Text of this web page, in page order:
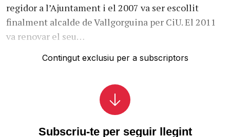
regidor a l’Ajuntament i el 2007 va ser escollit
finalment alcalde de Vallgorguina per CiU. El 2011
va renovar el seu…
Contingut exclusiu per a subscriptors